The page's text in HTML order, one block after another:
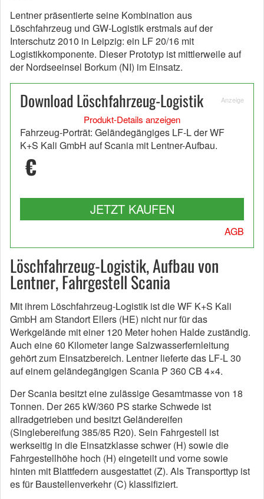
Lentner präsentierte seine Kombination aus
Löschfahrzeug und GW-Logistik erstmals auf der
Interschutz 2010 in Leipzig: ein LF 20/16 mit
Logistikkomponente. Dieser Prototyp ist mittlerweile auf
der Nordseeinsel Borkum (NI) im Einsatz.
Download Löschfahrzeug-Logistik Anzeige
Produkt-Details anzeigen
Fahrzeug-Porträt: Geländegängiges LF-L der WF
K+S Kali GmbH auf Scania mit Lentner-Aufbau.
€
JETZT KAUFEN
AGB
Löschfahrzeug-Logistik, Aufbau von
Lentner, Fahrgestell Scania
Mit ihrem Löschfahrzeug-Logistik ist die WF K+S Kali
GmbH am Standort Ellers (HE) nicht nur für das
Werkgelände mit einer 120 Meter hohen Halde zuständig.
Auch eine 60 Kilometer lange Salzwasserfernleitung
gehört zum Einsatzbereich. Lentner lieferte das LF-L 30
auf einem geländegängigen Scania P 360 CB 4×4.
Der Scania besitzt eine zulässige Gesamtmasse von 18
Tonnen. Der 265 kW/360 PS starke Schwede ist
allradgetrieben und besitzt Geländereifen
(Singlebereifung 385/85 R20). Sein Fahrgestell ist
werkseitig in die Einsatzklasse schwer (H) sowie die
Fahrgestellhöhe hoch (H) eingeteilt und vorne sowie
hinten mit Blattfedern ausgestattet (Z). Als Transporttyp ist
es für Baustellenverkehr (C) klassifiziert.